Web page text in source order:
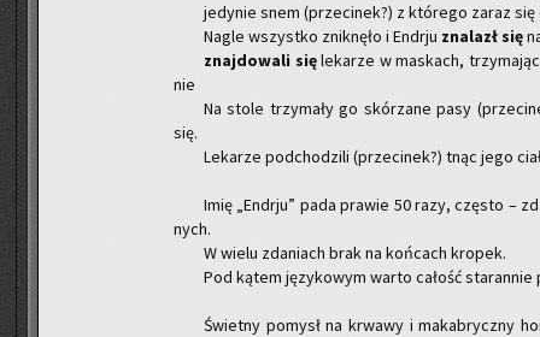
je­dy­nie snem (prze­ci­nek?) z któ­re­go zaraz się
Nagle wszyst­ko znik­nę­ło i En­dr­ju zna­lazł się
znaj­do­wa­li sięle­ka­rze w ma­skach,
nie
Na stole trzy­ma­ły go skó­rza­ne pasy
się.
Le­ka­rze pod­cho­dzi­li (prze­ci­nek?) tnąc jego
Imię „En­dr­ju” pada pra­wie 50 razy, czę­sto –
nych.
W wielu zda­niach brak na koń­cach kro­pek.
Pod kątem ję­zy­ko­wym warto ca­łość sta­ran­nie
Świet­ny po­mysł na krwa­wy i ma­ka­brycz­ny